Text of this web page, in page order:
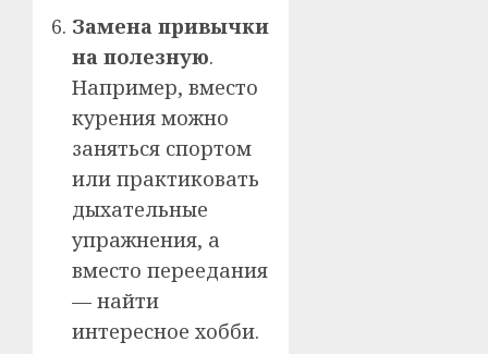
Замена привычки
на полезную.
Например, вместо
курения можно
заняться спортом
или практиковать
дыхательные
упражнения, а
вместо переедания
— найти
интересное хобби.